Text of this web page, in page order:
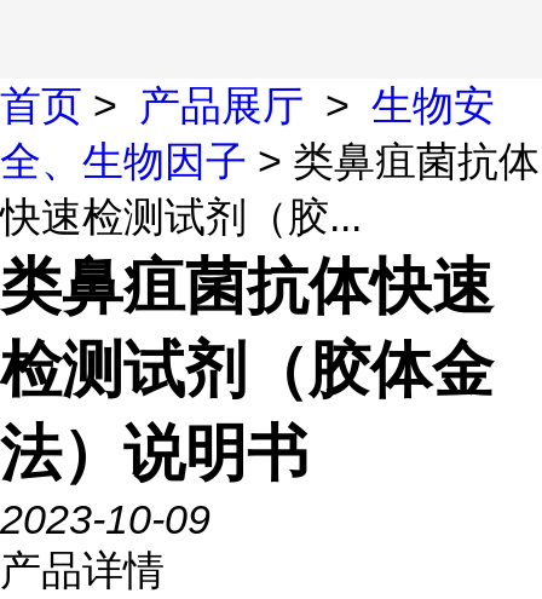
首页 > 产品展厅 > 生物安
全、生物因子 > 类鼻疽菌抗体
快速检测试剂（胶...
类鼻疽菌抗体快速
检测试剂（胶体金
法）说明书
2023-10-09
产品详情